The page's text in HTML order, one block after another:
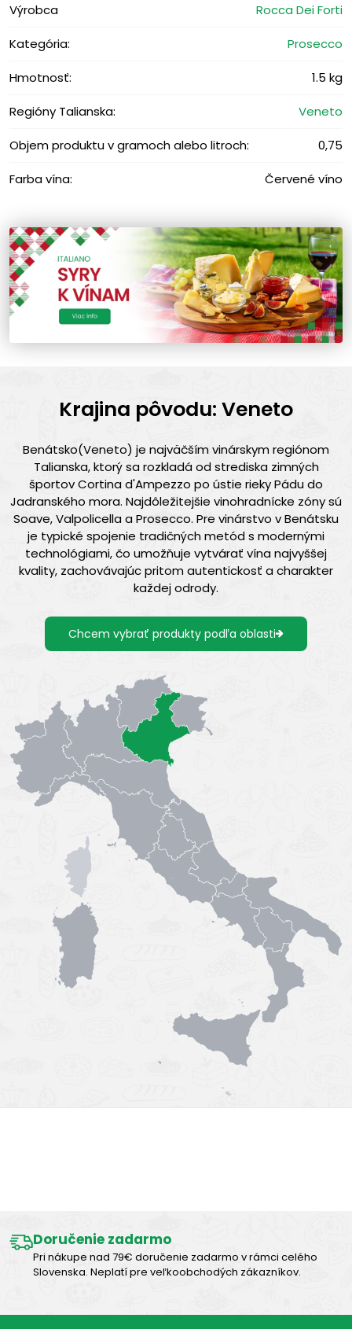
Výrobca Rocca Dei Forti
Kategória: Prosecco
Hmotnosť: 1.5 kg
Regióny Talianska: Veneto
Objem produktu v gramoch alebo litroch: 0,75
Farba vína: Červené víno
Krajina pôvodu: Veneto
Benátsko(Veneto) je najväčším vinárskym regiónom
Talianska, ktorý sa rozkladá od strediska zimných
športov Cortina d'Ampezzo po ústie rieky Pádu do
Jadranského mora. Najdôležitejšie vinohradnícke zóny sú
Soave, Valpolicella a Prosecco. Pre vinárstvo v Benátsku
je typické spojenie tradičných metód s modernými
technológiami, čo umožňuje vytvárať vína najvyššej
kvality, zachovávajúc pritom autentickosť a charakter
každej odrody.
Chcem vybrať produkty podľa oblasti
Doručenie zadarmo
Pri nákupe nad 79€ doručenie zadarmo v rámci celého
Slovenska. Neplatí pre veľkoobchodých zákazníkov.